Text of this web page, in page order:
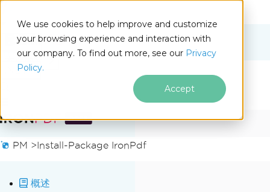
We use cookies to help improve and customize
your browsing experience and interaction with
our company. To find out more, see our Privacy
Policy.
Accept
.NET
跳至页脚内容
Docs
PM >Install-Package IronPdf
概述